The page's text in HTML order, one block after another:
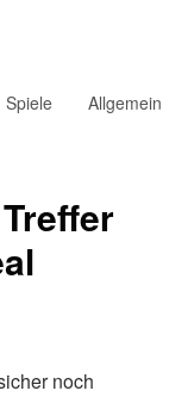
Spiele Allgemein
noch